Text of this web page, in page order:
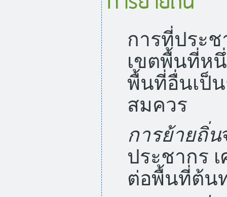
การที่ประ
เขตพื้นที่ห
พื้นที่อื่นเป็
สมควร
การย้ายถิ่น
ประชากร
ต่อพื้นที่ต้น